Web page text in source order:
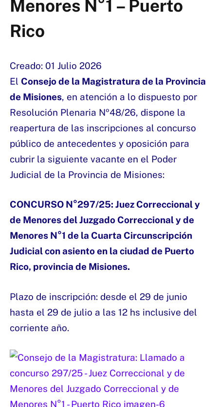
Menores N°1 – Puerto
Rico
Creado: 01 Julio 2026
El Consejo de la Magistratura de la Provincia
de Misiones, en atención a lo dispuesto por
Resolución Plenaria Nº48/26, dispone la
reapertura de las inscripciones al concurso
público de antecedentes y oposición para
cubrir la siguiente vacante en el Poder
Judicial de la Provincia de Misiones:
CONCURSO N°297/25: Juez Correccional y
de Menores del Juzgado Correccional y de
Menores N°1 de la Cuarta Circunscripción
Judicial con asiento en la ciudad de Puerto
Rico, provincia de Misiones.
Plazo de inscripción: desde el 29 de junio
hasta el 29 de julio a las 12 hs inclusive del
corriente año.